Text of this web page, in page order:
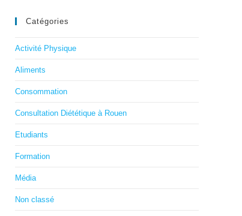
Catégories
Activité Physique
Aliments
Consommation
Consultation Diététique à Rouen
Etudiants
Formation
Média
Non classé